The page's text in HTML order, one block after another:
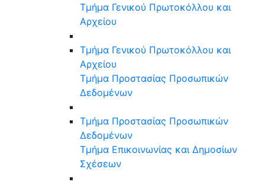
Τμήμα Γενικού Πρωτοκόλλου και
Αρχείου
Τμήμα Γενικού Πρωτοκόλλου και
Αρχείου
Τμήμα Προστασίας Προσωπικών
Δεδομένων
Τμήμα Προστασίας Προσωπικών
Δεδομένων
Τμήμα Επικοινωνίας και Δημοσίων
Σχέσεων